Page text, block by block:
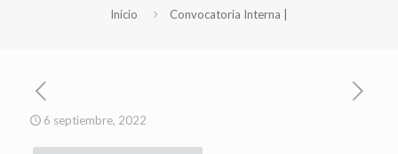
Inicio Convocatoria Interna |
6 septiembre, 2022